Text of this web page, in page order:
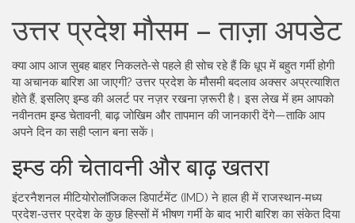
उत्तर प्रदेश मौसम – ताज़ा अपडेट
क्या आप आज सुबह बाहर निकलते‑से पहले ही सोच रहे हैं कि धूप में बहुत गर्मी होगी
या अचानक बारिश आ जाएगी? उत्तर प्रदेश के मौसमी बदलाव अक्सर अप्रत्याशित
होते हैं, इसलिए इम्ड की अलर्ट पर नज़र रखना ज़रूरी है। इस लेख में हम आपको
नवीनतम इम्ड चेतावनी, बाढ़ जोखिम और तापमान की जानकारी देंगे—ताकि आप
अपने दिन का सही प्लान बना सकें।
इम्ड की चेतावनी और बाढ़ खतरा
इंटरनैशनल मीटियोरोलॉजिकल डिपार्टमेंट (IMD) ने हाल ही में राजस्थान‑मध्य
प्रदेश‑उत्तर प्रदेश के कुछ हिस्सों में भीषण गर्मी के बाद भारी बारिश का संकेत दिया